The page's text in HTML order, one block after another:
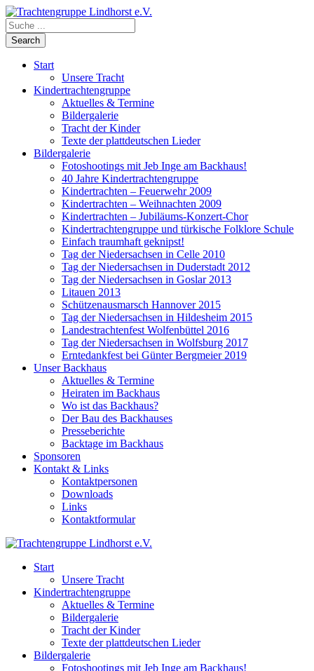
Start
Unsere Tracht
Kindertrachtengruppe
Aktuelles & Termine
Bildergalerie
Tracht der Kinder
Texte der plattdeutschen Lieder
Bildergalerie
Fotoshootings mit Jeb Inge am Backhaus!
40 Jahre Kindertrachtengruppe
Kindertrachten – Feuerwehr 2009
Kindertrachten – Weihnachten 2009
Kindertrachten – Jubiläums-Konzert-Chor
Kindertrachtengruppe und türkische Folklore Schule
Einfach traumhaft geknipst!
Tag der Niedersachsen in Celle 2010
Tag der Niedersachsen in Duderstadt 2012
Tag der Niedersachsen in Goslar 2013
Litauen 2013
Schützenausmarsch Hannover 2015
Tag der Niedersachsen in Hildesheim 2015
Landestrachtenfest Wolfenbüttel 2016
Tag der Niedersachsen in Wolfsburg 2017
Erntedankfest bei Günter Bergmeier 2019
Unser Backhaus
Aktuelles & Termine
Heiraten im Backhaus
Wo ist das Backhaus?
Der Bau des Backhauses
Presseberichte
Backtage im Backhaus
Sponsoren
Kontakt & Links
Kontaktpersonen
Downloads
Links
Kontaktformular
Start
Unsere Tracht
Kindertrachtengruppe
Aktuelles & Termine
Bildergalerie
Tracht der Kinder
Texte der plattdeutschen Lieder
Bildergalerie
Fotoshootings mit Jeb Inge am Backhaus!